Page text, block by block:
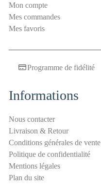
p
a
m
r
t
é
E
-
m
a
Mon compte
Mes commandes
Mes favoris
Programme de fidélité
Informations
Nous contacter
Livraison & Retour
Conditions générales de vente
Politique de confidentialité
Mentions légales
Plan du site